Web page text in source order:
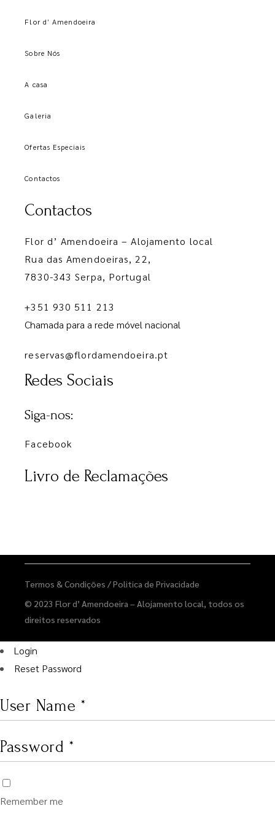
Flor d’ Amendoeira
Sobre Nós
A casa
Galeria
Ofertas Especiais
Contactos
Contactos
Flor d’ Amendoeira – Alojamento local
Rua das Amendoeiras, 22,
7830-343 Serpa, Portugal
+351 930 511 213
Chamada para a rede móvel nacional
reservas@flordamendoeira.pt
Redes Sociais
Siga-nos:
Facebook
Livro de Reclamações
Termos & Condições /Politica de Privacidade
© 2023 Flor d’ Amendoeira – Alojamento local, todos os
direitos reservados
Login
Reset Password
Remember me